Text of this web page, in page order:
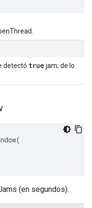
detectó true jam; de lo
(
(en segundos).